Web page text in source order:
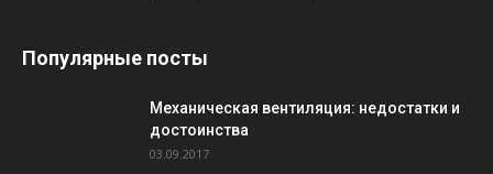
Популярные посты
Механическая вентиляция: недостатки и
достоинства
03.09.2017